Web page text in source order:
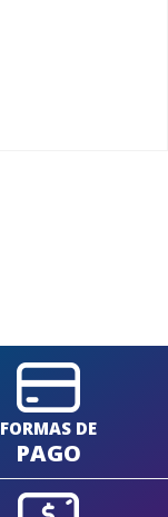
FORMAS DE
PAGO